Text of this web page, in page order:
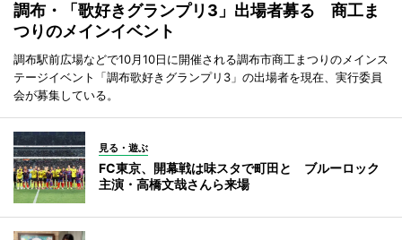
調布・「歌好きグランプリ3」出場者募る 商工ま
つりのメインイベント
調布駅前広場などで10月10日に開催される調布市商工まつりのメインス
テージイベント「調布歌好きグランプリ3」の出場者を現在、実行委員
会が募集している。
見る・遊ぶ
FC東京、開幕戦は味スタで町田と ブルーロック
主演・高橋文哉さんら来場